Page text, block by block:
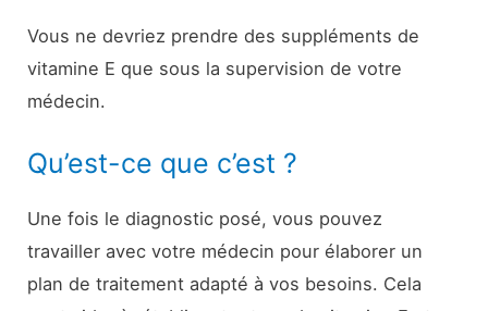
Vous ne devriez prendre des suppléments de
vitamine E que sous la supervision de votre
médecin.
Qu’est-ce que c’est ?
Une fois le diagnostic posé, vous pouvez
travailler avec votre médecin pour élaborer un
plan de traitement adapté à vos besoins. Cela